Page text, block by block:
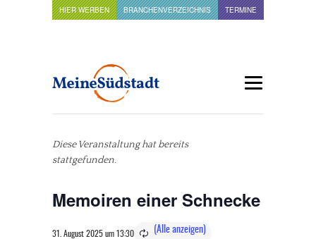
HIER WERBEN BRANCHENVERZEICHNIS TERMINE
Diese Veranstaltung hat bereits
stattgefunden.
Memoiren einer Schnecke
31. August 2025 um 13:30